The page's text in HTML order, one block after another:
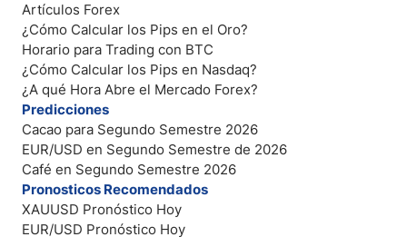
Artículos Forex
¿Cómo Calcular los Pips en el Oro?
Horario para Trading con BTC
¿Cómo Calcular los Pips en Nasdaq?
¿A qué Hora Abre el Mercado Forex?
Predicciones
Cacao para Segundo Semestre 2026
EUR/USD en Segundo Semestre de 2026
Café en Segundo Semestre 2026
Pronosticos Recomendados
XAUUSD Pronóstico Hoy
EUR/USD Pronóstico Hoy